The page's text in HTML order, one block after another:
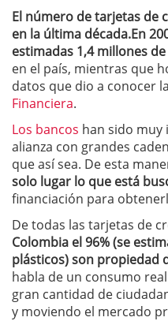
El número de tarjetas de
en la última década.En
estimadas 1,4 millones
en el país, mientras que
datos que dio a conocer la
Financiera.
Los bancos han sido muy
alianza con grandes
que así sea. De esta
solo lugar lo que está
financiación para
De todas las tarjetas de
Colombia el 96% (se
plásticos) son propiedad
habla de un consumo
gran cantidad de
y moviendo el mercado